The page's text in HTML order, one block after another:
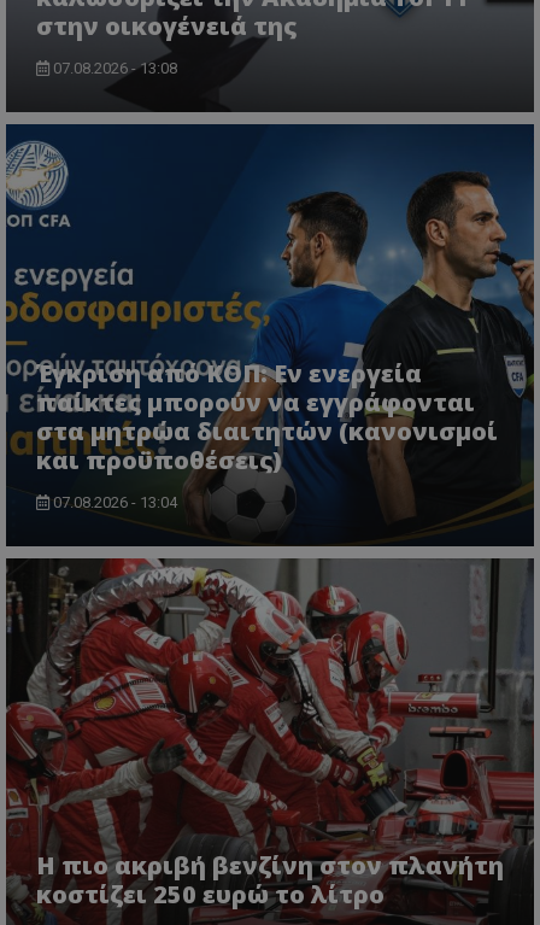
στην οικογένειά της
07.08.2026 - 13:08
Έγκριση από ΚΟΠ: Εν ενεργεία
παίκτες μπορούν να εγγράφονται
στα μητρώα διαιτητών (κανονισμοί
και προϋποθέσεις)
07.08.2026 - 13:04
Η πιο ακριβή βενζίνη στον πλανήτη
κοστίζει 250 ευρώ το λίτρο